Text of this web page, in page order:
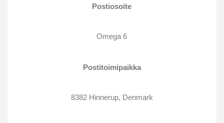
Postiosoite
Omega 6
Postitoimipaikka
8382 Hinnerup, Denmark